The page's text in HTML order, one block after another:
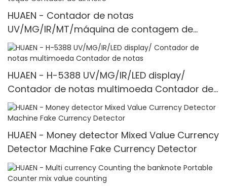
HUAEN - Contador de notas
UV/MG/IR/MT/máquina de contagem de
dinheiro 3 visores com teclas sensíveis ao
toque Contador de dinheiro
HUAEN - H-5388 UV/MG/IR/LED display/
Contador de notas multimoeda Contador de
notas
HUAEN - Money detector Mixed Value Currency
Detector Machine Fake Currency Detector